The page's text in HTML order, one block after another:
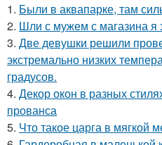
1. Были в аквапарке, там
2. Шли с мужем с магазина я
3. Две девушки решили
экстремально низких
градусов.
4. Декор окон в разных
прованса
5. Что такое царга в мягкой